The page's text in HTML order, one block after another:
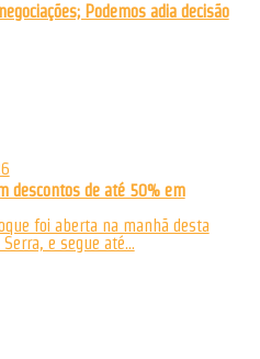
Podemos adia decisão
descontos de até 50% em
foi aberta na manhã desta
e segue até...